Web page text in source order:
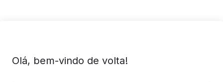
Olá, bem-vindo de volta!